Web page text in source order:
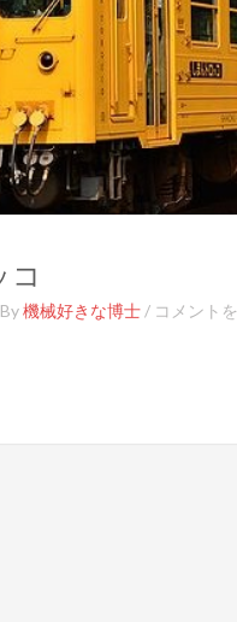
コ
機械好きな博士 / 【鉄
コメント